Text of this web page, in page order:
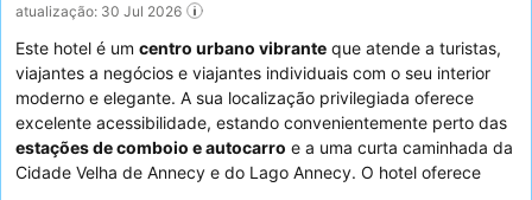
atualização: 30 Jul 2026
Este hotel é um centro urbano vibrante que atende a turistas,
viajantes a negócios e viajantes individuais com o seu interior
moderno e elegante. A sua localização privilegiada oferece
excelente acessibilidade, estando convenientemente perto das
estações de comboio e autocarro e a uma curta caminhada da
Cidade Velha de Annecy e do Lago Annecy. O hotel oferece